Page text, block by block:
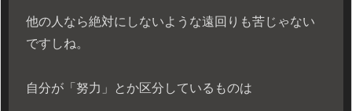
他の人なら絶対にしないような遠回りも苦じゃない
ですしね。
自分が「努力」とか区分しているものは